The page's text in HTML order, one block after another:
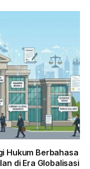
Hukum Berbahasa
di Era Globalisasi